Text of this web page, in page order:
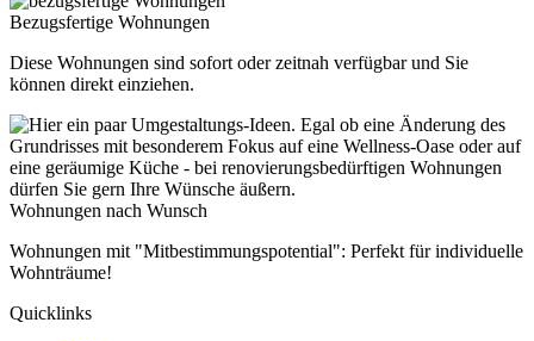
Bezugsfertige Wohnungen
Diese Wohnungen sind sofort oder zeitnah verfügbar und Sie
können direkt einziehen.
Wohnungen nach Wunsch
Wohnungen mit "Mitbestimmungspotential": Perfekt für individuelle
Wohnträume!
Quicklinks